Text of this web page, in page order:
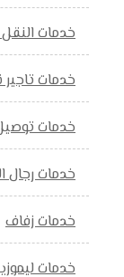
خدمات
خدمات
خدمات
خدمات رجال
خدمات زفاف
خدمات